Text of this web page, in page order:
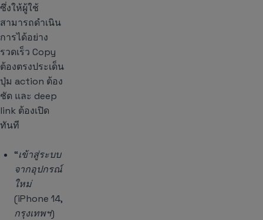
ซึ่งให้ผู้ใช้
สามารถดำเนิน
การได้อย่าง
รวดเร็ว Copy
ต้องตรงประเด็น
ปุ่ม action ต้อง
ชัด และ deep
link ต้องเปิด
ทันที
“เข้าสู่ระบบ
จากอุปกรณ์
ใหม่
(iPhone 14,
กรุงเทพฯ)